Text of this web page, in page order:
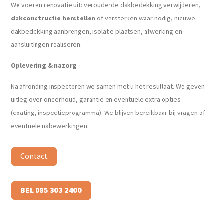
We voeren renovatie uit: verouderde dakbedekking verwijderen,
dakconstructie herstellen of versterken waar nodig, nieuwe
dakbedekking aanbrengen, isolatie plaatsen, afwerking en
aansluitingen realiseren.
Oplevering & nazorg
Na afronding inspecteren we samen met u het resultaat. We geven
uitleg over onderhoud, garantie en eventuele extra opties
(coating, inspectieprogramma). We blijven bereikbaar bij vragen of
eventuele nabewerkingen.
Contact
BEL 085 303 2400